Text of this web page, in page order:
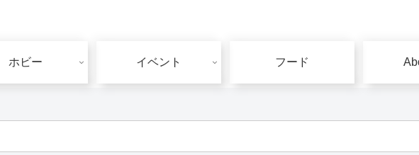
ホビー イベント フード